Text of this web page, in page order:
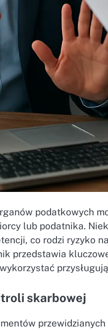
podatkowych
lub podatnika.
co rodzi ryzyko
przedstawia
skarbowej
przewidzianych